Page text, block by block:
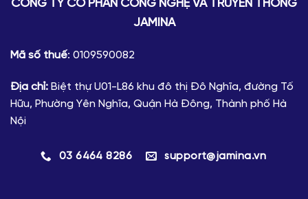
CÔNG TY CỔ PHẦN CÔNG NGHỆ VÀ TRUYỀN THÔNG
JAMINA
Mã số thuế: 0109590082
Địa chỉ: Biệt thự U01-L86 khu đô thị Đô Nghĩa, đường Tố
Hữu, Phường Yên Nghĩa, Quận Hà Đông, Thành phố Hà
Nội
03 6464 8286 support@jamina.vn